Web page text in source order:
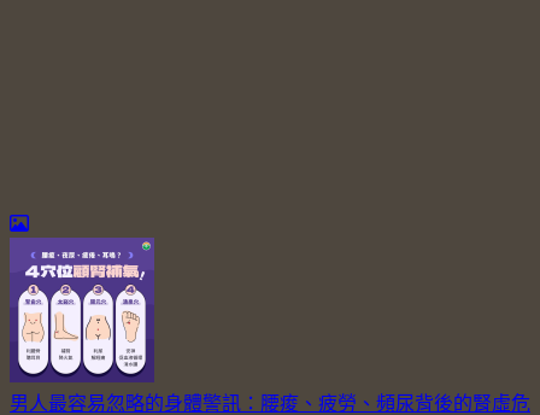
男人最容易忽略的身體警訊：腰痠、疲勞、頻尿背後的腎虛危